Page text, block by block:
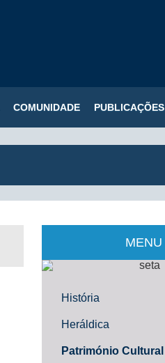
COMUNIDADE PUBLICAÇÕES
MENU
História
Heráldica
Património Cultural